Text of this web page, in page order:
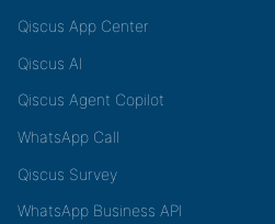
Qiscus App Center
Qiscus AI
Qiscus Agent Copilot
WhatsApp Call
Qiscus Survey
WhatsApp Business API